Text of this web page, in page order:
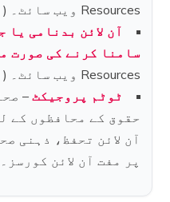
Resources ویب سائٹ۔ (انگریزی)
آن لائن بدنامی یا
سامنا کرنے کی صورت
Resources ویب سائٹ۔ (انگریزی)
ٹوٹم پروجیکٹ –
حقوق کے محافظوں کے
آن لائن تحفظ، ذہنی
پر مفت آن لائن